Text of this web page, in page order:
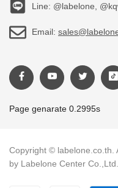
Line: @labelone,
Email:
Page genarate 0.2995s
Copyright © labelone.co.th.
by Labelone Center Co.,Ltd.